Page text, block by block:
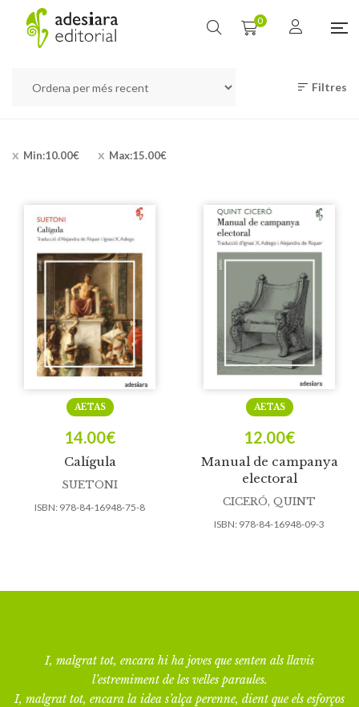
0
Filtres
Min:10.00€ Max:15.00€
Calígula
AETAS
14.00€
SUETONI
ISBN: 978-84-16948-75-8
Manual de campanya
electoral
AETAS
12.00€
CICERÓ, QUINT
ISBN: 978-84-16948-09-3
I, malgrat tot, encara hi ha joves que senten als llavis
l’estremiment de les velles paraules.
I, malgrat tot, encara la idea s’alça perenne, dient que els esforços